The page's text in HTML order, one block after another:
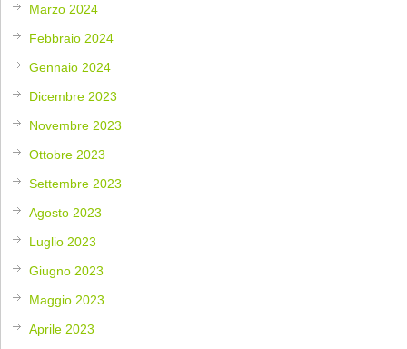
Marzo 2024
Febbraio 2024
Gennaio 2024
Dicembre 2023
Novembre 2023
Ottobre 2023
Settembre 2023
Agosto 2023
Luglio 2023
Giugno 2023
Maggio 2023
Aprile 2023